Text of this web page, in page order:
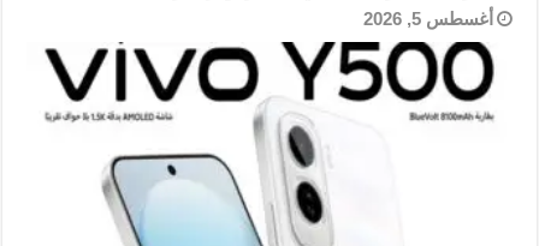
أغسطس 5, 2026